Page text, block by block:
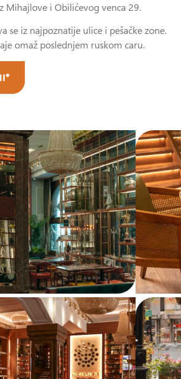
Mihajlove i Obilićevog venca 29.
se iz najpoznatije ulice i pešačke zone.
omaž poslednjem ruskom caru.